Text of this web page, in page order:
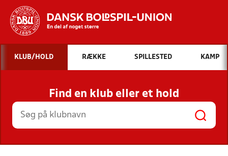
Hvad vil du søge efter?
INDHOLD OG NYHEDER
STILLINGER, RESULTATER, KLUBBER OG
HOLD
KLUB/HOLD RÆKKE SPILLESTED KAMP
Find en klub eller et hold